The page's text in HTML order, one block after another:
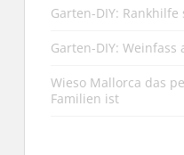
Garten-DIY:
Garten-DIY:
Wieso Mallorca das
Familien ist